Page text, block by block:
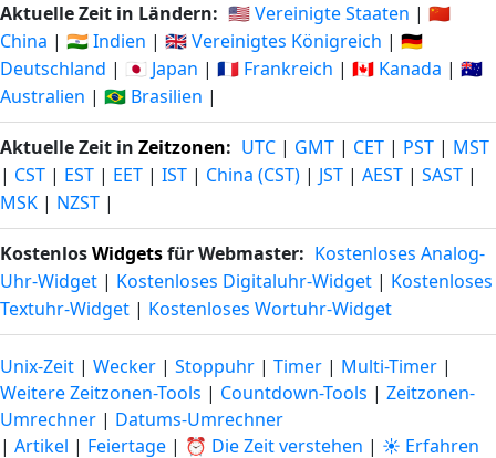
Aktuelle Zeit in Ländern: 🇺🇸 Vereinigte Staaten | 🇨🇳
China | 🇮🇳 Indien | 🇬🇧 Vereinigtes Königreich | 🇩🇪
Deutschland | 🇯🇵 Japan | 🇫🇷 Frankreich | 🇨🇦 Kanada | 🇦🇺
Australien | 🇧🇷 Brasilien |
Aktuelle Zeit in Zeitzonen: UTC | GMT | CET | PST | MST
| CST | EST | EET | IST | China (CST) | JST | AEST | SAST |
MSK | NZST |
KostenlosWidgetsfür Webmaster: Kostenloses Analog-
Uhr-Widget | Kostenloses Digitaluhr-Widget | Kostenloses
Textuhr-Widget | Kostenloses Wortuhr-Widget
Unix-Zeit | Wecker | Stoppuhr | Timer | Multi-Timer |
Weitere Zeitzonen-Tools | Countdown-Tools | Zeitzonen-
Umrechner | Datums-Umrechner
| Artikel | Feiertage | ⏰ Die Zeit verstehen | ☀️ Erfahren